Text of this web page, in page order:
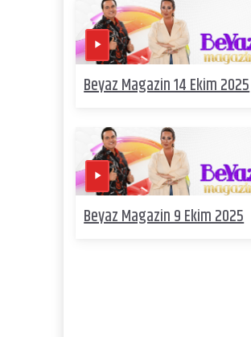
Beyaz Magazin 14 Ekim 2025
Beyaz Magazin 9 Ekim 2025